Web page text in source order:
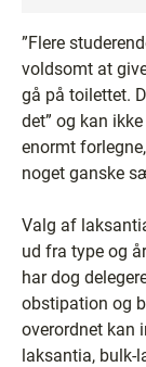
”Flere
voldsomt at
gå på toilettet.
det” og kan
enormt
noget ganske
Valg af
ud fra type og
har dog
obstipation og
overordnet kan
laksantia, bulk-